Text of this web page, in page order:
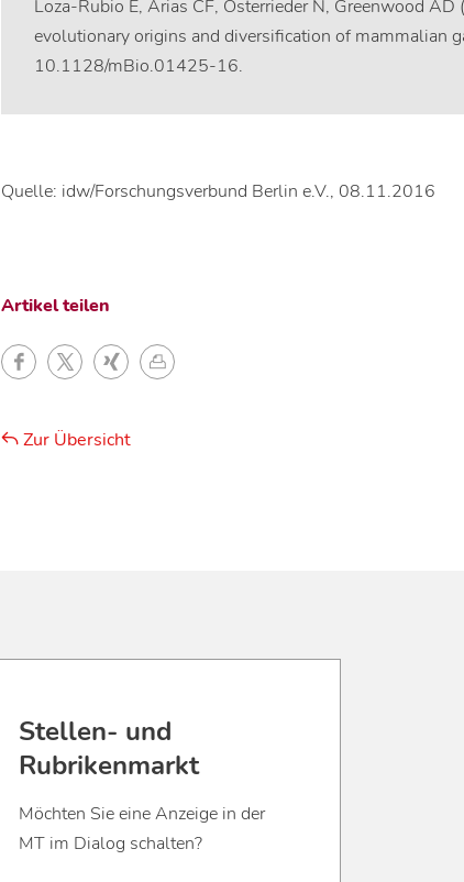
Loza-Rubio E, Arias CF, Osterrieder N, Greenwood
evolutionary origins and diversification of mammalian
10.1128/mBio.01425-16.
Quelle: idw/Forschungsverbund Berlin e.V., 08.11.2016
Artikel teilen
Zur Übersicht
Stellen- und
Rubrikenmarkt
Möchten Sie eine Anzeige in der
MT im Dialog schalten?